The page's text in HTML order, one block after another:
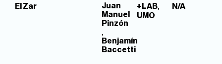
El Zar
Juan
Manuel
Pinzón
,
Benjamín
Baccetti
+LAB,
UMO
N/A